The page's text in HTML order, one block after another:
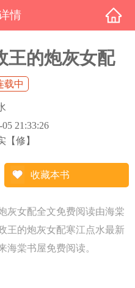
情
王的炮灰女配
载中
05 21:33:26
【修】
收藏本书
灰女配全文免费阅读由海棠
王的炮灰女配寒江点水最新
海棠书屋免费阅读。